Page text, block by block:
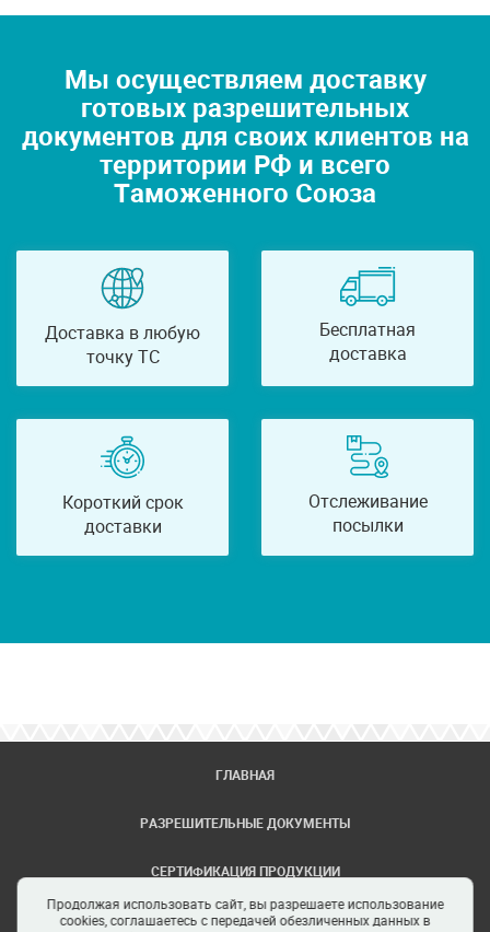
Мы осуществляем доставку
готовых разрешительных
документов для своих клиентов на
территории РФ и всего
Таможенного Союза
Доставка в любую
точку ТС
Бесплатная
доставка
Короткий срок
доставки
Отслеживание
посылки
ГЛАВНАЯ
РАЗРЕШИТЕЛЬНЫЕ ДОКУМЕНТЫ
СЕРТИФИКАЦИЯ ПРОДУКЦИИ
ЗАДАТЬ ВОПРОС
Продолжая использовать сайт, вы разрешаете использование
cookies, соглашаетесь с передачей обезличенных данных в